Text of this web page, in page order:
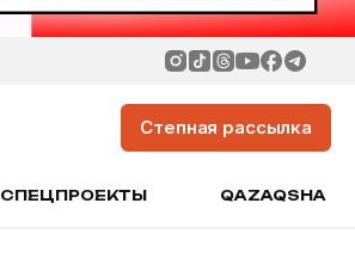
Степная рассылка
СПЕЦПРОЕКТЫ QAZAQSHA